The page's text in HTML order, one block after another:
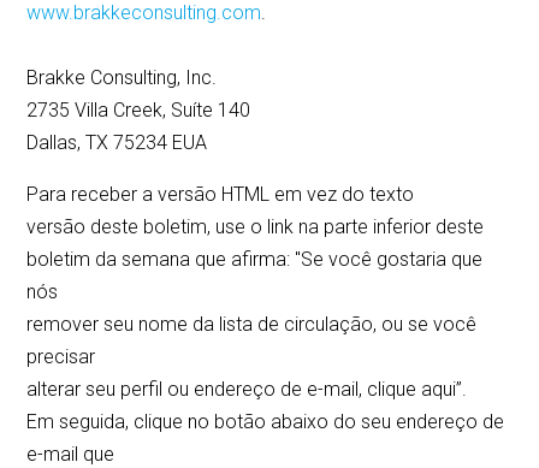
www.brakkeconsulting.com.
Brakke Consulting, Inc.
2735 Villa Creek, Suíte 140
Dallas, TX 75234 EUA
Para receber a versão HTML em vez do texto
versão deste boletim, use o link na parte inferior deste
boletim da semana que afirma: "Se você gostaria que
nós
remover seu nome da lista de circulação, ou se você
precisar
alterar seu perfil ou endereço de e-mail, clique aqui”.
Em seguida, clique no botão abaixo do seu endereço de
e-mail que